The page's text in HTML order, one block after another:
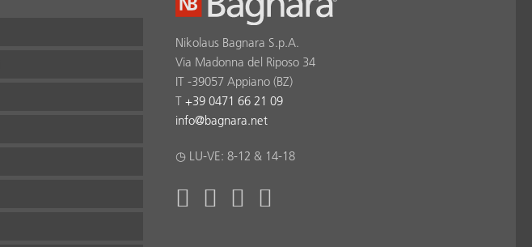
Nikolaus Bagnara S.p.A.
Via Madonna del Riposo 34
IT -39057 Appiano (BZ)
T +39 0471 66 21 09
info@bagnara.net
◷ LU-VE: 8-12 & 14-18